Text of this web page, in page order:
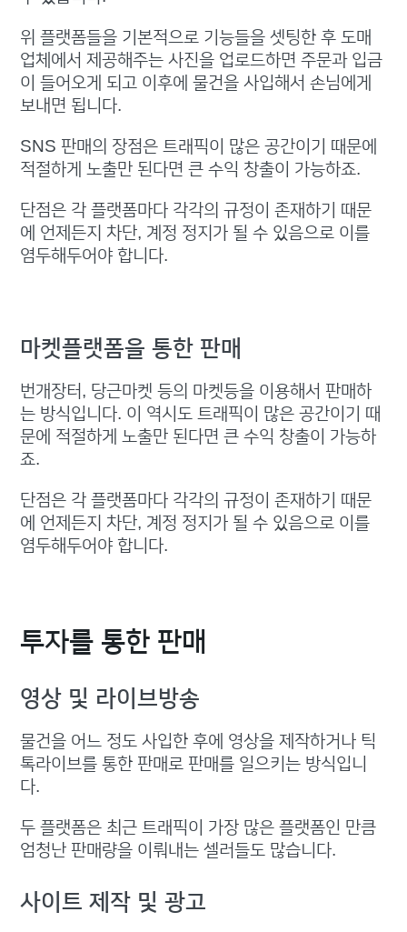
위 플랫폼들을 기본적으로 기능들을 셋팅한 후 도매
업체에서 제공해주는 사진을 업로드하면 주문과 입금
이 들어오게 되고 이후에 물건을 사입해서 손님에게
보내면 됩니다.
SNS 판매의 장점은 트래픽이 많은 공간이기 때문에
적절하게 노출만 된다면 큰 수익 창출이 가능하죠.
단점은 각 플랫폼마다 각각의 규정이 존재하기 때문
에 언제든지 차단, 계정 정지가 될 수 있음으로 이를
염두해두어야 합니다.
마켓플랫폼을 통한 판매
번개장터, 당근마켓 등의 마켓등을 이용해서 판매하
는 방식입니다. 이 역시도 트래픽이 많은 공간이기 때
문에 적절하게 노출만 된다면 큰 수익 창출이 가능하
죠.
단점은 각 플랫폼마다 각각의 규정이 존재하기 때문
에 언제든지 차단, 계정 정지가 될 수 있음으로 이를
염두해두어야 합니다.
투자를 통한 판매
영상 및 라이브방송
물건을 어느 정도 사입한 후에 영상을 제작하거나 틱
톡라이브를 통한 판매로 판매를 일으키는 방식입니
다.
두 플랫폼은 최근 트래픽이 가장 많은 플랫폼인 만큼
엄청난 판매량을 이뤄내는 셀러들도 많습니다.
사이트 제작 및 광고